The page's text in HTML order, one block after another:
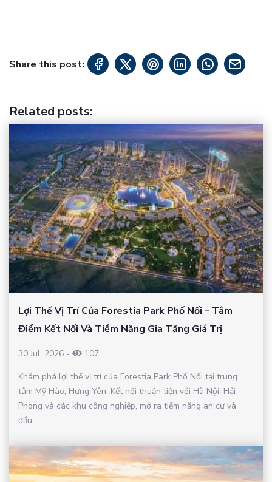
Share this post:
Related posts:
Lợi Thế Vị Trí Của Forestia Park Phố Nối – Tâm
Điểm Kết Nối Và Tiềm Năng Gia Tăng Giá Trị
30 Jul, 2026 -
107
Khám phá lợi thế vị trí của Forestia Park Phố Nối tại trung
tâm Mỹ Hào, Hưng Yên. Kết nối thuận tiện với Hà Nội, Hải
Phòng và các khu công nghiệp, mở ra tiềm năng an cư và
đầu...